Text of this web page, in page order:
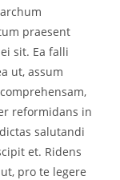
praesent
sit. Ea falli
ut, assum
reformidans in
salutandi
et. Ridens
pro te legere